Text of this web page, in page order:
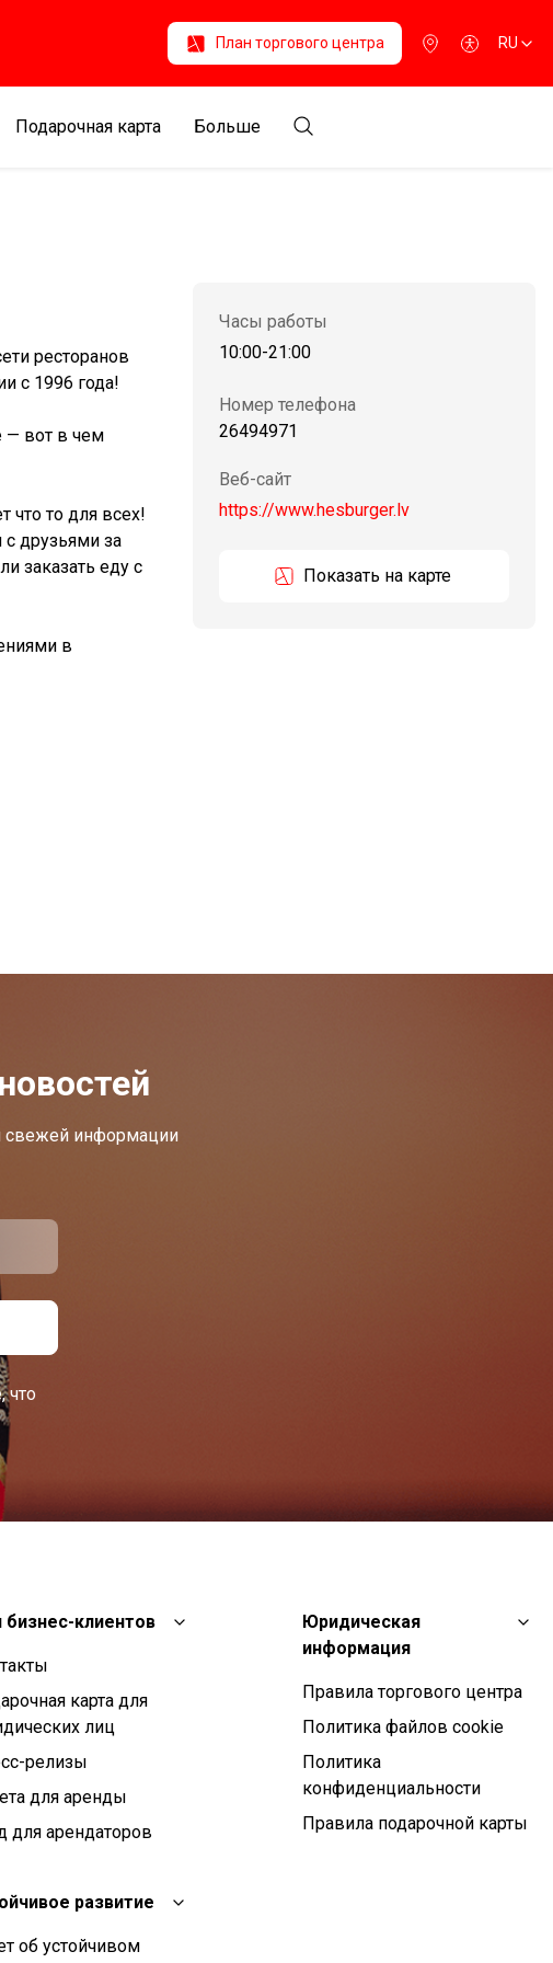
План торгового центра RU
Подарочная карта Больше
ресторанов
с 1996 года!
— вот в чем
что то для всех!
друзьями за
заказать еду с
в
Часы работы
10:00-21:00
Номер телефона
26494971
Веб-сайт
https://www.hesburger.lv
Показать на карте
свежей информации
что
бизнес-клиентов
карта для
лиц
релизы
для аренды
для арендаторов
развитие
об устойчивом
Юридическая
информация
Правила торгового центра
Политика файлов cookie
Политика
конфиденциальности
Правила подарочной карты